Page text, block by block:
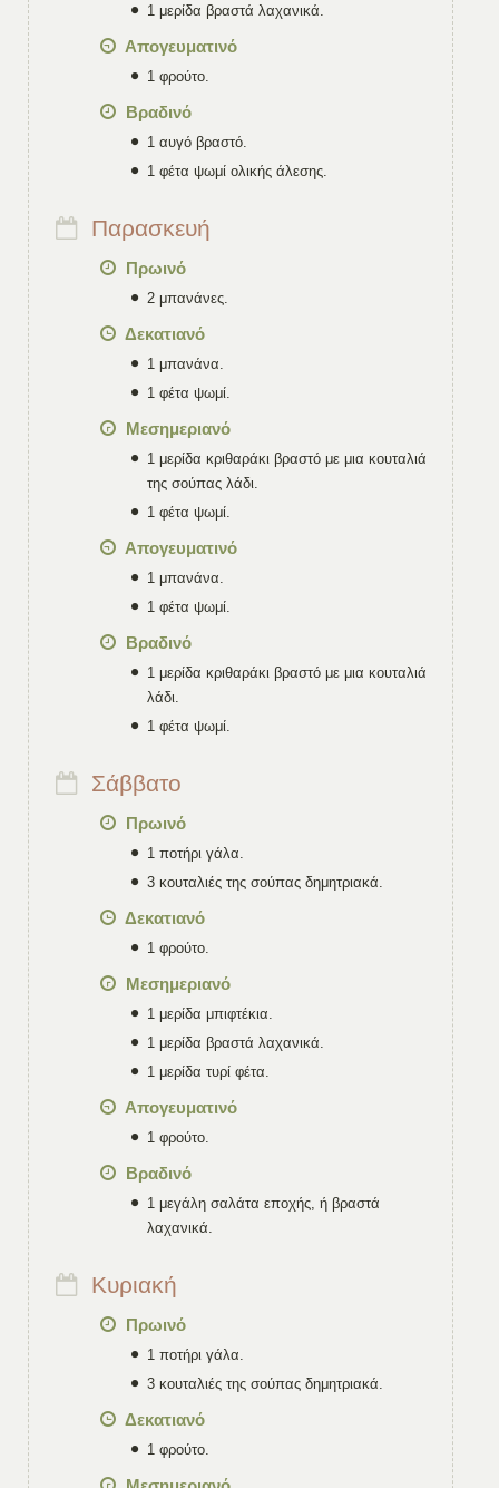
1 μερίδα βραστά λαχανικά.
Απογευματινό
1 φρούτο.
Βραδινό
1 αυγό βραστό.
1 φέτα ψωμί ολικής άλεσης.
Παρασκευή
Πρωινό
2 μπανάνες.
Δεκατιανό
1 μπανάνα.
1 φέτα ψωμί.
Μεσημεριανό
1 μερίδα κριθαράκι βραστό με μια κουταλιά
της σούπας λάδι.
1 φέτα ψωμί.
Απογευματινό
1 μπανάνα.
1 φέτα ψωμί.
Βραδινό
1 μερίδα κριθαράκι βραστό με μια κουταλιά
λάδι.
1 φέτα ψωμί.
Σάββατο
Πρωινό
1 ποτήρι γάλα.
3 κουταλιές της σούπας δημητριακά.
Δεκατιανό
1 φρούτο.
Μεσημεριανό
1 μερίδα μπιφτέκια.
1 μερίδα βραστά λαχανικά.
1 μερίδα τυρί φέτα.
Απογευματινό
1 φρούτο.
Βραδινό
1 μεγάλη σαλάτα εποχής, ή βραστά
λαχανικά.
Κυριακή
Πρωινό
1 ποτήρι γάλα.
3 κουταλιές της σούπας δημητριακά.
Δεκατιανό
1 φρούτο.